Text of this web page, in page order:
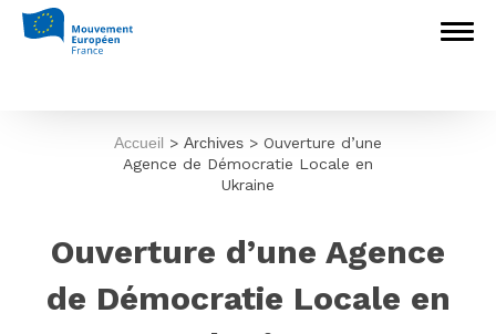
Accueil > Archives > Ouverture d’une
Agence de Démocratie Locale en
Ukraine
Ouverture d’une Agence
de Démocratie Locale en